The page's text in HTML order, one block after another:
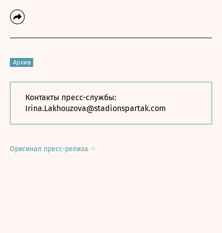
Архив
Контакты пресс-службы:
Irina.Lakhouzova@stadionspartak.com
Оригинал пресс-релиза